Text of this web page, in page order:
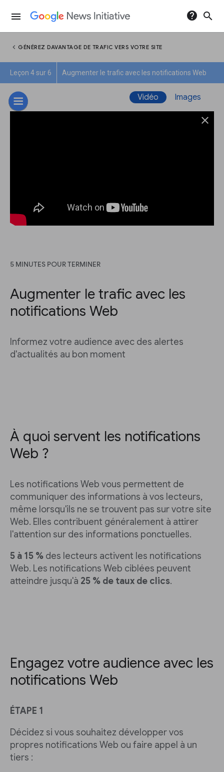
menu help search
chevron_left GÉNÉREZ DAVANTAGE DE TRAFIC VERS VOTRE SITE
Leçon 4 sur 6 Augmenter le trafic avec les notifications Web
Vidéo Images
close
5 MINUTES POUR TERMINER
Augmenter le trafic avec les
notifications Web
Informez votre audience avec des alertes
d'actualités au bon moment
À quoi servent les notifications
Web ?
Les notifications Web vous permettent de
communiquer des informations à vos lecteurs,
même lorsqu'ils ne se trouvent pas sur votre site
Web. Elles contribuent généralement à attirer
l'attention sur des informations ponctuelles.
5 à 15 % des lecteurs activent les notifications
Web. Les notifications Web ciblées peuvent
atteindre jusqu'à 25 % de taux de clics.
Engagez votre audience avec les
notifications Web
ÉTAPE 1
Décidez si vous souhaitez développer vos
propres notifications Web ou faire appel à un
tiers :